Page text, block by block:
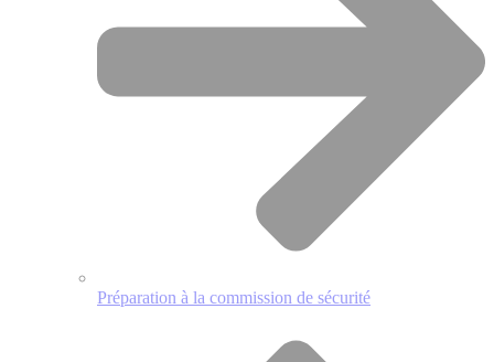
Préparation à la commission de sécurité